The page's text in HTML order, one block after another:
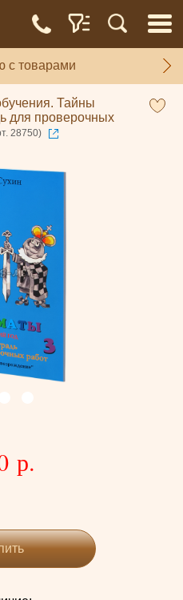
с товарами
Тайны
для проверочных
28750)
р.